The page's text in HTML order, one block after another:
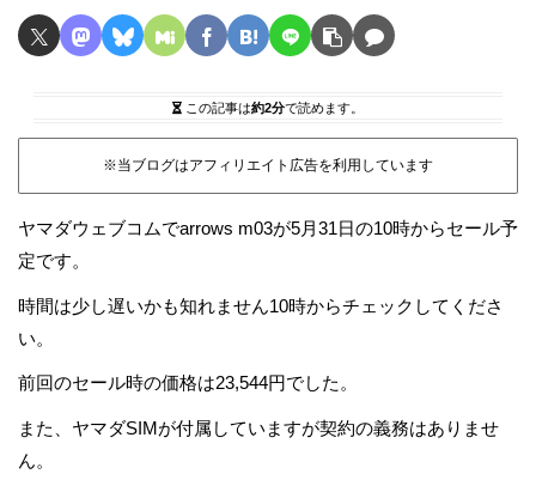
この記事は約2分で読めます。
※当ブログはアフィリエイト広告を利用しています
ヤマダウェブコムでarrows m03が5月31日の10時からセール予
定です。
時間は少し遅いかも知れません10時からチェックしてくださ
い。
前回のセール時の価格は23,544円でした。
また、ヤマダSIMが付属していますが契約の義務はありませ
ん。